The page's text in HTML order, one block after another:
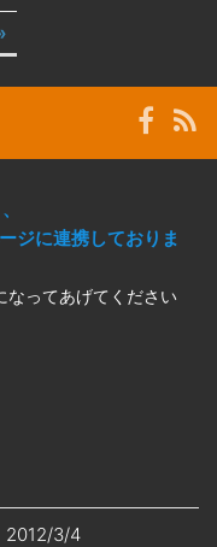
ジに連携しておりま
なってあげてください
2012/3/4